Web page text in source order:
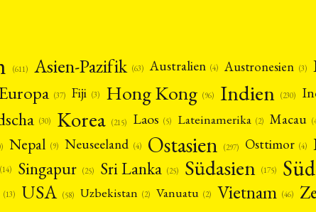
(611) Asien-Pazifik (63) Australien (4) Austronesien (3)
(37) Fiji (3) Hong Kong (96) Indien (230)
(30) Korea (215) Laos (5) Lateinamerika (2) Macau
Nepal (9) Neuseeland (4) Ostasien (297) Osttimor (4)
(14) Singapur (25) Sri Lanka (25) Südasien (175)
(13) USA (58) Uzbekistan (2) Vanuatu (2) Vietnam (46)